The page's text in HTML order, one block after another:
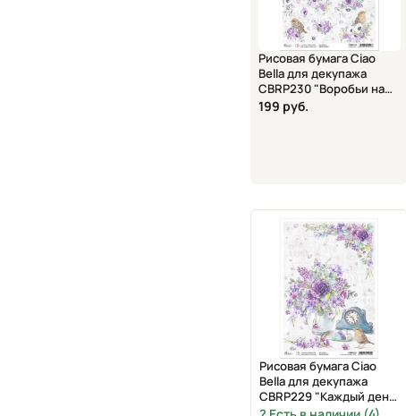
Рисовая бумага Ciao
Bella для декупажа
CBRP230 "Воробьи на
цветах" А4
199 руб.
Рисовая бумага Ciao
Bella для декупажа
CBRP229 "Каждый день
- это новое начало" А4